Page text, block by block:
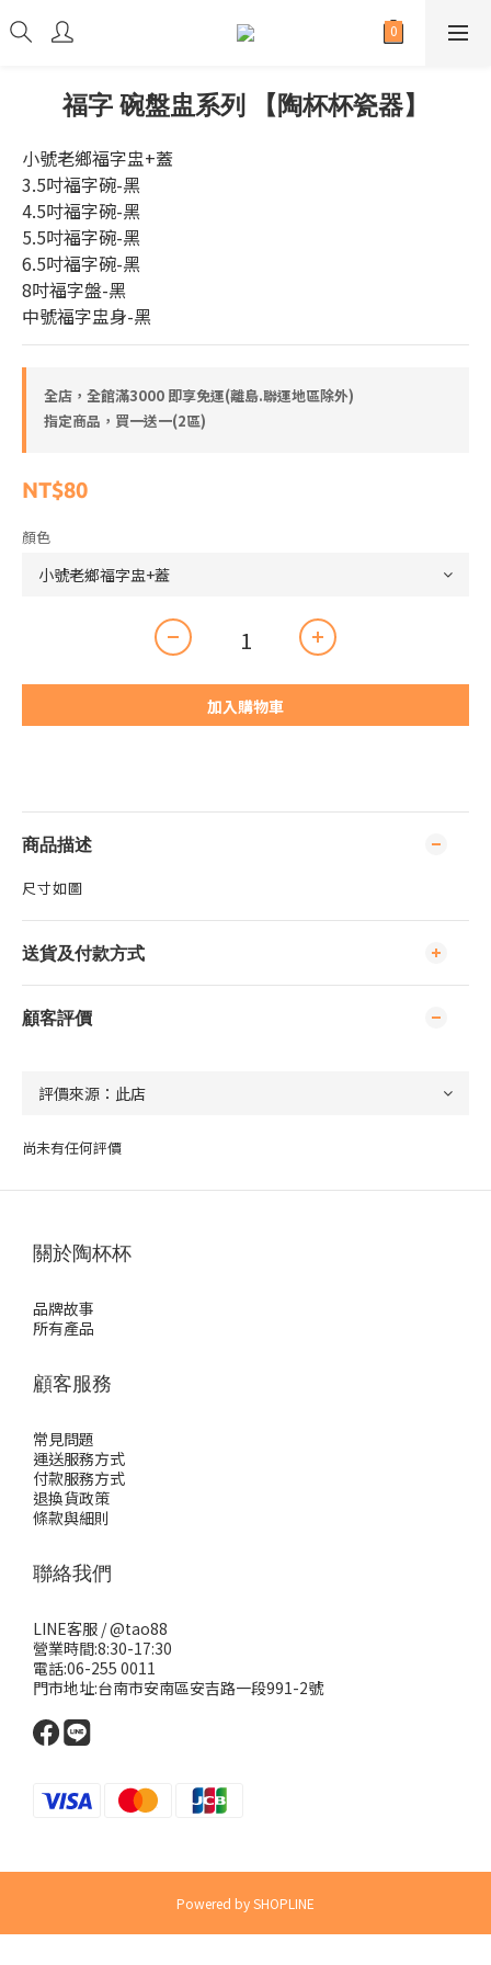
福字 碗盤盅系列 【陶杯杯瓷器】
小號老鄉福字盅+蓋
3.5吋福字碗-黑
4.5吋福字碗-黑
5.5吋福字碗-黑
6.5吋福字碗-黑
8吋福字盤-黑
中號福字盅身-黑
全店，全館滿3000 即享免運(離島.聯運地區除外)
指定商品，買一送一(2區)
NT$80
顏色
加入購物車
商品描述
尺寸如圖
送貨及付款方式
顧客評價
尚未有任何評價
關於陶杯杯
品牌故事
所有產品
顧客服務
常見問題
運送服務方式
付款服務方式
退換貨政策
條款與細則
聯絡我們
LINE客服 /@tao88
營業時間:8:30-17:30
電話:06-255 0011
門市地址:台南市安南區安吉路一段991-2號
Powered by SHOPLINE